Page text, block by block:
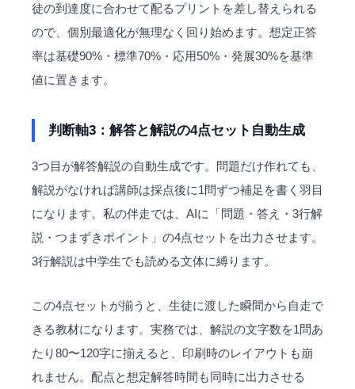
徒の到達度に合わせて配るプリントを差し替えられる
ので、個別最適化が無理なく回り始めます。想定正答
率は基礎90%・標準70%・応用50%・発展30%を基準
値に置きます。
判断軸3：解答と解説の4点セット自動生成
3つ目が解答解説の自動生成です。問題だけ作れても、
解説がなければ講師は採点後に1問ずつ補足を書く羽目
になります。私の伴走では、AIに「問題・答え・3行解
説・つまずきポイント」の4点セットを出力させます。
3行解説は中学生でも読める文体に縛ります。
この4点セットが揃うと、生徒に渡した瞬間から自走で
きる教材になります。実務では、解説の文字数を1問あ
たり80〜120字に揃えると、印刷時のレイアウトも崩
れません。配点と想定解答時間も同時に出力させる